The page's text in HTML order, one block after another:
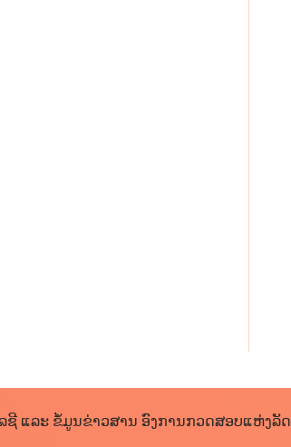
ແລະ ຂໍ້ມູນຂ່າວສານ ອົງການກວດສອບແຫ່ງລັດ